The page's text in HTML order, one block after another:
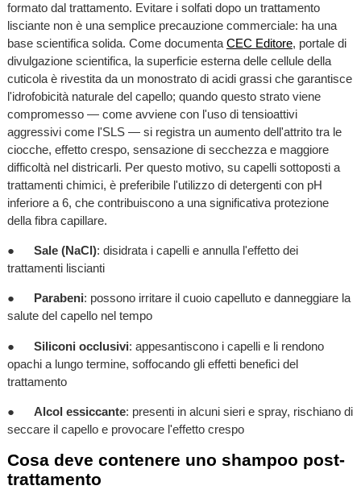
formato dal trattamento. Evitare i solfati dopo un trattamento
lisciante non è una semplice precauzione commerciale: ha una
base scientifica solida. Come documenta CEC Editore, portale di
divulgazione scientifica, la superficie esterna delle cellule della
cuticola è rivestita da un monostrato di acidi grassi che garantisce
l'idrofobicità naturale del capello; quando questo strato viene
compromesso — come avviene con l'uso di tensioattivi
aggressivi come l'SLS — si registra un aumento dell'attrito tra le
ciocche, effetto crespo, sensazione di secchezza e maggiore
difficoltà nel districarli. Per questo motivo, su capelli sottoposti a
trattamenti chimici, è preferibile l'utilizzo di detergenti con pH
inferiore a 6, che contribuiscono a una significativa protezione
della fibra capillare.
● Sale (NaCl): disidrata i capelli e annulla l'effetto dei
trattamenti liscianti
● Parabeni: possono irritare il cuoio capelluto e danneggiare la
salute del capello nel tempo
● Siliconi occlusivi: appesantiscono i capelli e li rendono
opachi a lungo termine, soffocando gli effetti benefici del
trattamento
● Alcol essiccante: presenti in alcuni sieri e spray, rischiano di
seccare il capello e provocare l'effetto crespo
Cosa deve contenere uno shampoo post-
trattamento